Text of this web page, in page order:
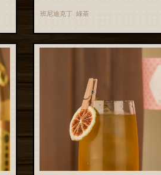
班尼迪克丁 綠茶